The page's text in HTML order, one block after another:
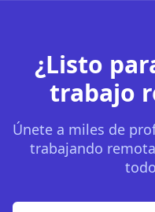
¿Listo
trabajo
Únete a miles de
trabajando